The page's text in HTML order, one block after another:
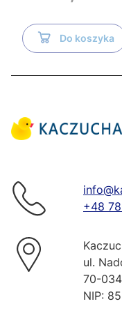
Do koszyka
+48
ul.
70-
NIP: